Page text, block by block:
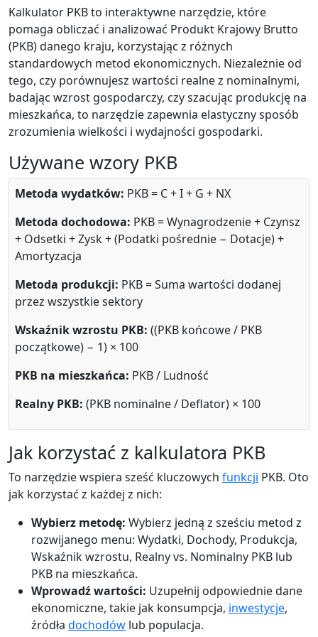
Kalkulator PKB to interaktywne narzędzie, które
pomaga obliczać i analizować Produkt Krajowy Brutto
(PKB) danego kraju, korzystając z różnych
standardowych metod ekonomicznych. Niezależnie od
tego, czy porównujesz wartości realne z nominalnymi,
badając wzrost gospodarczy, czy szacując produkcję na
mieszkańca, to narzędzie zapewnia elastyczny sposób
zrozumienia wielkości i wydajności gospodarki.
Używane wzory PKB
Metoda wydatków: PKB = C + I + G + NX
Metoda dochodowa: PKB = Wynagrodzenie + Czynsz
+ Odsetki + Zysk + (Podatki pośrednie − Dotacje) +
Amortyzacja
Metoda produkcji: PKB = Suma wartości dodanej
przez wszystkie sektory
Wskaźnik wzrostu PKB: ((PKB końcowe / PKB
początkowe) − 1) × 100
PKB na mieszkańca: PKB / Ludność
Realny PKB: (PKB nominalne / Deflator) × 100
Jak korzystać z kalkulatora PKB
To narzędzie wspiera sześć kluczowych funkcji PKB. Oto
jak korzystać z każdej z nich:
Wybierz metodę: Wybierz jedną z sześciu metod z
rozwijanego menu: Wydatki, Dochody, Produkcja,
Wskaźnik wzrostu, Realny vs. Nominalny PKB lub
PKB na mieszkańca.
Wprowadź wartości: Uzupełnij odpowiednie dane
ekonomiczne, takie jak konsumpcja, inwestycje,
źródła dochodów lub populacja.